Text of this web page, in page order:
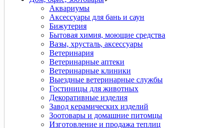
Аквариумы
Аксессуары для бань и саун
Бижутерия
Бытовая химия, моющие средства
Вазы, хрусталь, аксессуары
Ветеринария
Ветеринарные аптеки
Ветеринарные клиники
Выездные ветеринарные службы
Гостиницы для животных
Декоративные изделия
Завод керамических изделий
Зоотовары и домашние питомцы
Изготовление и продажа теплиц